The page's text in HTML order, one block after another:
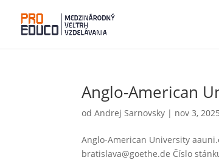
Anglo-American
odAndrej Sarnovsky | nov 3, 2025
Anglo-American University
bratislava@goethe.de Číslo